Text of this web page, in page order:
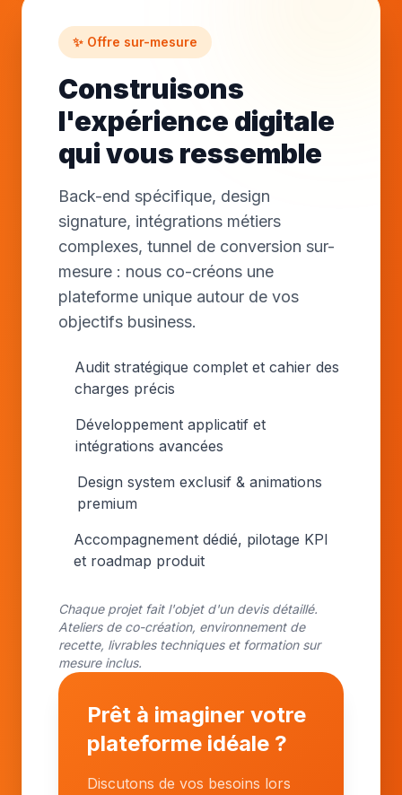
✨ Offre sur-mesure
Construisons
l'expérience digitale
qui vous ressemble
Back-end spécifique, design
signature, intégrations métiers
complexes, tunnel de conversion sur-
mesure : nous co-créons une
plateforme unique autour de vos
objectifs business.
Audit stratégique complet et cahier des
charges précis
Développement applicatif et
intégrations avancées
Design system exclusif & animations
premium
Accompagnement dédié, pilotage KPI
et roadmap produit
Chaque projet fait l'objet d'un devis détaillé.
Ateliers de co-création, environnement de
recette, livrables techniques et formation sur
mesure inclus.
Prêt à imaginer votre
plateforme idéale ?
Discutons de vos besoins lors